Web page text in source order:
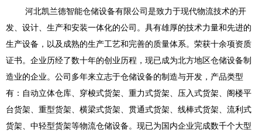
河北凯兰德智能仓储设备有限公司是致力于现代物流技术的开
发、设计、生产和安装一体化的公司。具有雄厚的技术力量和先进的
生产设备，以及成熟的生产工艺和完善的质量体系。荣获十余项资质
证书。企业历经了数十年的创业历程，现已成为北方地区仓储设备制
造业的企业。公司多年来立志于仓储设备的制造与开发，产品类型
有：自动立体仓库、穿梭式货架、重力式货架、压入式货架、阁楼平
台货架、重型货架、横梁式货架、贯通式货架、线棒式货架、流利式
货架、中轻型货架等物流仓储设备。现已为国内企业完成数千个大型